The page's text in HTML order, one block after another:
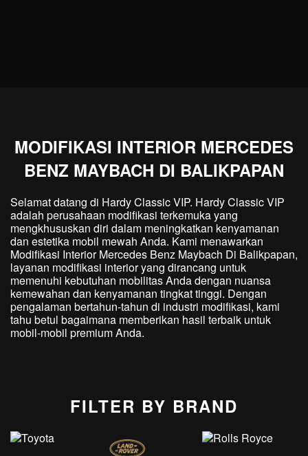
MODIFIKASI INTERIOR MERCEDES
BENZ MAYBACH DI BALIKPAPAN
Selamat datang di Hardy Classic VIP. Hardy Classic VIP
adalah perusahaan modifikasi terkemuka yang
mengkhususkan diri dalam meningkatkan kenyamanan
dan estetika mobil mewah Anda. Kami menawarkan
Modifikasi Interior Mercedes Benz Maybach Di Balikpapan,
layanan modifikasi interior yang dirancang untuk
memenuhi kebutuhan mobilitas Anda dengan nuansa
kemewahan dan kenyamanan tingkat tinggi. Dengan
pengalaman bertahun-tahun di industri modifikasi, kami
tahu betul bagaimana memberikan hasil terbaik untuk
mobil-mobil premium Anda.
FILTER BY BRAND